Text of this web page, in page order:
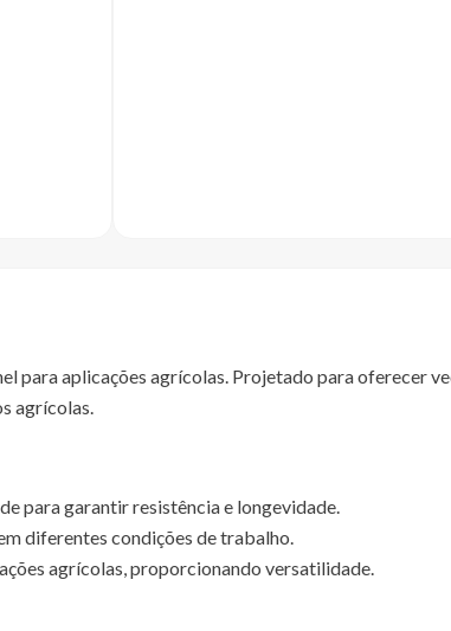
para aplicações agrícolas. Projetado para oferecer
agrícolas.
para garantir resistência e longevidade.
diferentes condições de trabalho.
agrícolas, proporcionando versatilidade.